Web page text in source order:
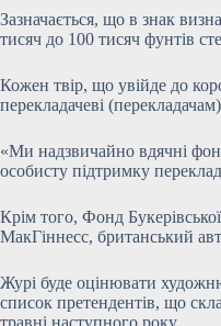
Зазначається, що в знак
тисяч до 100 тисяч фунтів
Кожен твір, що увійде до
перекладачеві
«Ми надзвичайно вдячні
особисту підтримку
Крім того, Фонд
МакГіннесс, британський
Журі буде оцінювати
список претендентів, що